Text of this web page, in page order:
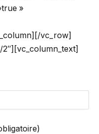
»
vc_row]